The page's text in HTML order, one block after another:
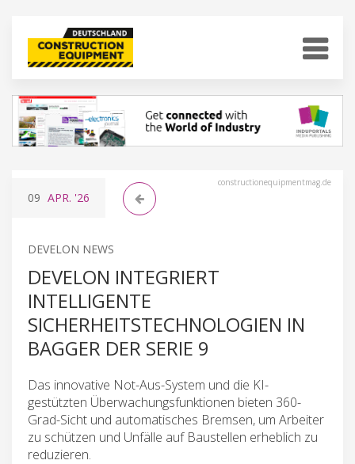
constructionequipmentmag.de
09 APR. '26
DEVELON NEWS
DEVELON INTEGRIERT
INTELLIGENTE
SICHERHEITSTECHNOLOGIEN IN
BAGGER DER SERIE 9
Das innovative Not-Aus-System und die KI-
gestützten Überwachungsfunktionen bieten 360-
Grad-Sicht und automatisches Bremsen, um Arbeiter
zu schützen und Unfälle auf Baustellen erheblich zu
reduzieren.